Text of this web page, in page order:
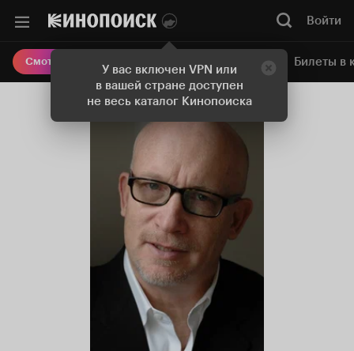
У вас включен VPN или
в вашей стране доступен
не весь каталог Кинопоиска
Войти
Смотреть кино Онлайн-кинотеатр Билеты в